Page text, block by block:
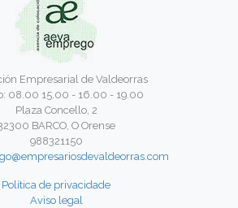
Empresarial de Valdeorras
08.00 15.00 - 16.00 - 19.00
Plaza Concello, 2
BARCO, O Orense
988321150
Política de privacidade
Aviso legal